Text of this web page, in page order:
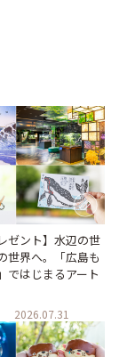
ゼント】水辺の世
世界へ。「広島も
ではじまるアート
2026.07.31